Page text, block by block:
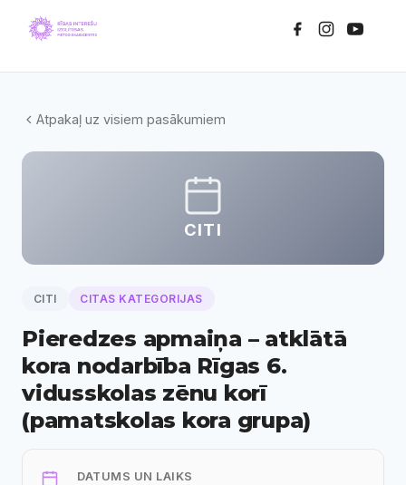
Atpakaļ uz visiem pasākumiem
CITI
CITI CITAS KATEGORIJAS
Pieredzes apmaiņa – atklātā
kora nodarbība Rīgas 6.
vidusskolas zēnu korī
(pamatskolas kora grupa)
DATUMS UN LAIKS